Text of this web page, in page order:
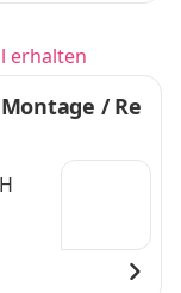
erhalten
/ Re